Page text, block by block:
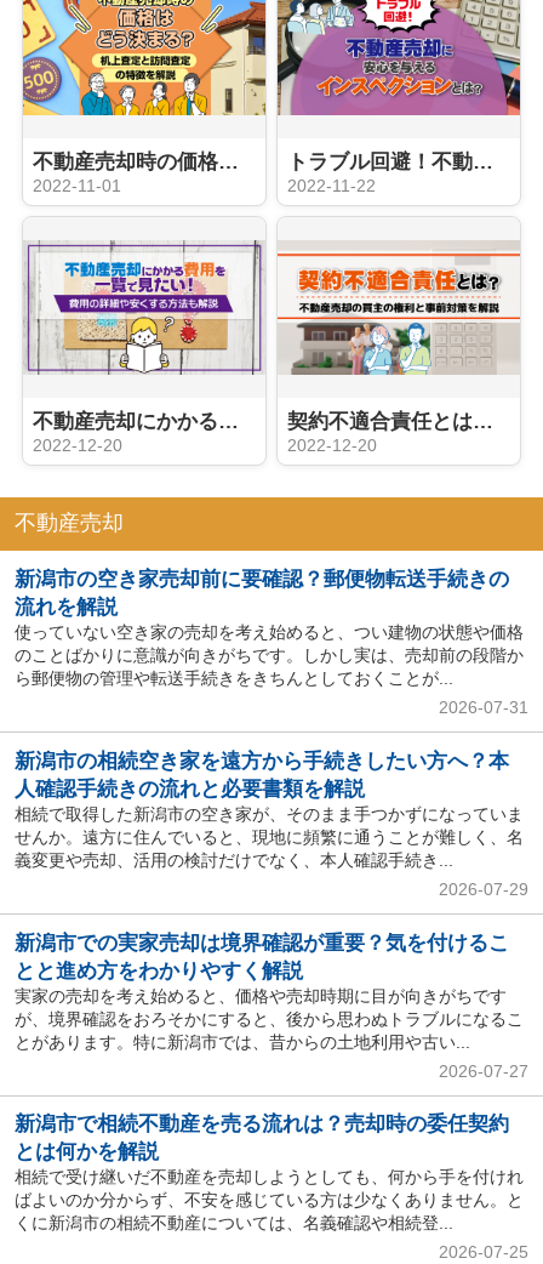
不動産売却時の価格はどう決まる？机上査定と訪問査定の特徴を解説
2022-11-01
トラブル回避！不動産売却に安心を与えるインスペクションとは？
2022-11-22
不動産売却にかかる費用を一覧で見たい！費用の詳細や安くする方法も解説
2022-12-20
契約不適合責任とは？不動産売却の買主の権利と事前対策を解説
2022-12-20
不動産売却
新潟市の空き家売却前に要確認？郵便物転送手続きの
流れを解説
使っていない空き家の売却を考え始めると、つい建物の状態や価格
のことばかりに意識が向きがちです。しかし実は、売却前の段階か
ら郵便物の管理や転送手続きをきちんとしておくことが...
2026-07-31
新潟市の相続空き家を遠方から手続きしたい方へ？本
人確認手続きの流れと必要書類を解説
相続で取得した新潟市の空き家が、そのまま手つかずになっていま
せんか。遠方に住んでいると、現地に頻繁に通うことが難しく、名
義変更や売却、活用の検討だけでなく、本人確認手続き...
2026-07-29
新潟市での実家売却は境界確認が重要？気を付けるこ
とと進め方をわかりやすく解説
実家の売却を考え始めると、価格や売却時期に目が向きがちです
が、境界確認をおろそかにすると、後から思わぬトラブルになるこ
とがあります。特に新潟市では、昔からの土地利用や古い...
2026-07-27
新潟市で相続不動産を売る流れは？売却時の委任契約
とは何かを解説
相続で受け継いだ不動産を売却しようとしても、何から手を付けれ
ばよいのか分からず、不安を感じている方は少なくありません。と
くに新潟市の相続不動産については、名義確認や相続登...
2026-07-25